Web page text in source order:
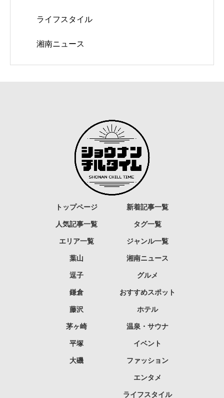
ライフスタイル
湘南ニュース
トップページ 新着記事一覧
人気記事一覧 タグ一覧
エリア一覧
葉山
逗子
鎌倉
藤沢
茅ヶ崎
平塚
大磯
ジャンル一覧
湘南ニュース
グルメ
おすすめスポット
ホテル
温泉・サウナ
イベント
ファッション
エンタメ
ライフスタイル